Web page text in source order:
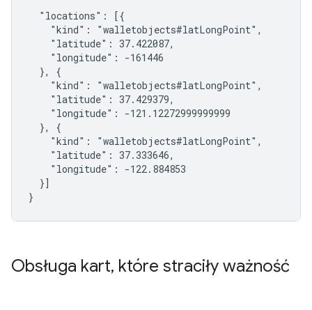
  "locations": [{
    "kind": "walletobjects#latLongPoint",
    "latitude": 37.422087,
    "longitude": -161446
  }, {
    "kind": "walletobjects#latLongPoint",
    "latitude": 37.429379,
    "longitude": -121.12272999999999
  }, {
    "kind": "walletobjects#latLongPoint",
    "latitude": 37.333646,
    "longitude": -122.884853
  }]
}
Obsługa kart, które straciły ważność